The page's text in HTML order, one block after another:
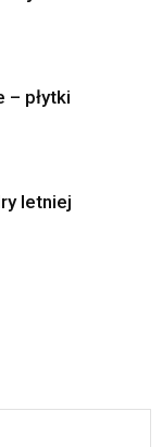
– płytki
letniej